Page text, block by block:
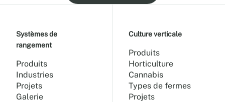
Systèmes de
rangement
Produits
Industries
Projets
Galerie
Culture verticale
Produits
Horticulture
Cannabis
Types de fermes
Projets